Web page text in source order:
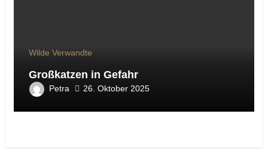
Wilde Verwandte
Großkatzen in Gefahr
Petra 26. Oktober 2025